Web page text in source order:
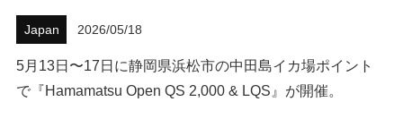
Japan 2026/05/18
5月13日〜17日に静岡県浜松市の中田島イカ場ポイント
で『Hamamatsu Open QS 2,000 & LQS』が開催。
ウェストジャパン